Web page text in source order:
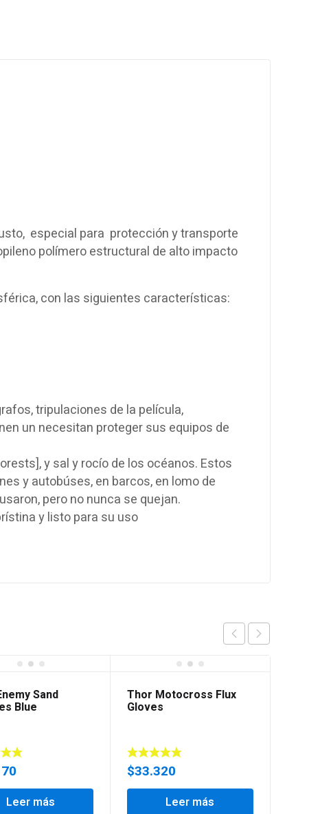
especial para protección y transporte
polímero estructural de alto impacto
con las siguientes características:
tripulaciones de la película,
un necesitan proteger sus equipos de
y sal y rocío de los océanos. Estos
y autobúses, en barcos, en lomo de
pero no nunca se quejan.
y listo para su uso
Sand
Blue
Leer más
Thor Motocross Flux
Gloves
$33.320
Leer más